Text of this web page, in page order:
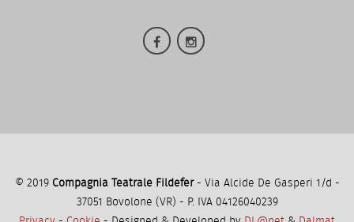
© 2019 Compagnia Teatrale Fildefer- Via Alcide De Gasperi 1/d -
37051 Bovolone (VR) - P. IVA 04126040239